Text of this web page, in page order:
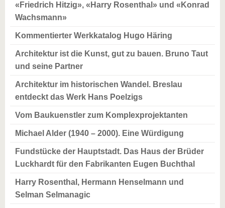
«Friedrich Hitzig», «Harry Rosenthal» und «Konrad
Wachsmann»
Kommentierter Werkkatalog Hugo Häring
Architektur ist die Kunst, gut zu bauen. Bruno Taut
und seine Partner
Architektur im historischen Wandel. Breslau
entdeckt das Werk Hans Poelzigs
Vom Baukuenstler zum Komplexprojektanten
Michael Alder (1940 – 2000). Eine Würdigung
Fundstücke der Hauptstadt. Das Haus der Brüder
Luckhardt für den Fabrikanten Eugen Buchthal
Harry Rosenthal, Hermann Henselmann und
Selman Selmanagic